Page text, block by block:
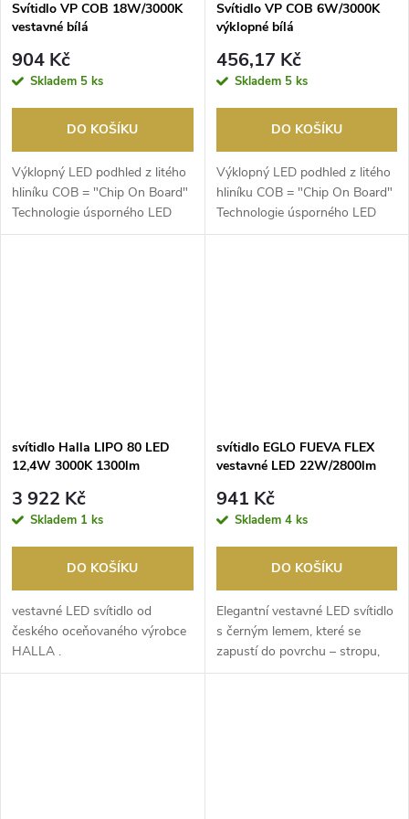
Svítidlo VP COB 18W/3000K
vestavné bílá
904 Kč
Skladem 5 ks
DO KOŠÍKU
Výklopný LED podhled z litého
hliníku COB = "Chip On Board"
Technologie úsporného LED
multichipu s v...
Svítidlo VP COB 6W/3000K
výklopné bílá
456,17 Kč
Skladem 5 ks
DO KOŠÍKU
Výklopný LED podhled z litého
hliníku COB = "Chip On Board"
Technologie úsporného LED
multichipu s v...
svítidlo Halla LIPO 80 LED
12,4W 3000K 1300lm
3 922 Kč
Skladem 1 ks
DO KOŠÍKU
vestavné LED svítidlo od
českého oceňovaného výrobce
HALLA .
svítidlo EGLO FUEVA FLEX
vestavné LED 22W/2800lm
941 Kč
Skladem 4 ks
DO KOŠÍKU
Elegantní vestavné LED svítidlo
s černým lemem, které se
zapustí do povrchu – stropu,
stěny apod. S...